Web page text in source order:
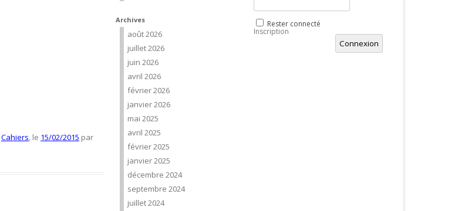
Cahiers, le 15/02/2015 par
Archives
août 2026
juillet 2026
juin 2026
avril 2026
février 2026
janvier 2026
mai 2025
avril 2025
février 2025
janvier 2025
décembre 2024
septembre 2024
juillet 2024
Rester connecté
Connexion
Inscription